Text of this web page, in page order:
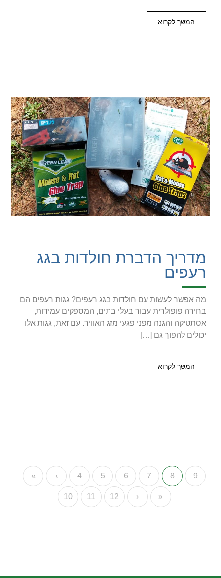
המשך לקרוא
מדריך הדברת חולדות בגג
רעפים
מה אפשר לעשות עם חולדות בגג רעפים? גגות רעפים הם
בחירה פופולרית עבור בעלי בתים, המספקים עמידות,
אסתטיקה והגנה מפני פגעי מזג האוויר. עם זאת, גגות אלו
יכולים להפוך גם […]
המשך לקרוא
« ‹ 4 5 6 7 8 9
10 11 12 › »